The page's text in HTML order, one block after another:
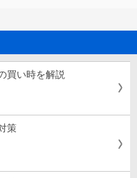
買い時を解説
策